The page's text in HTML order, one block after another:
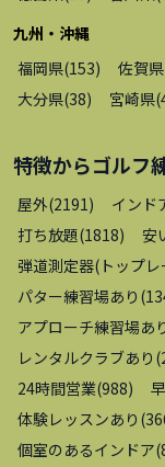
九州・沖縄
福岡県(153) 佐賀県
大分県(38) 宮崎県(
特徴からゴルフ
屋外(2191 ) インド
打ち放題(1818) 安
弾道測定器(トップ
パター練習場あり (
アプローチ練習場あ
レンタルクラブあり (
24時間営業(988)
体験レッスンあり (
個室のあるインドア(